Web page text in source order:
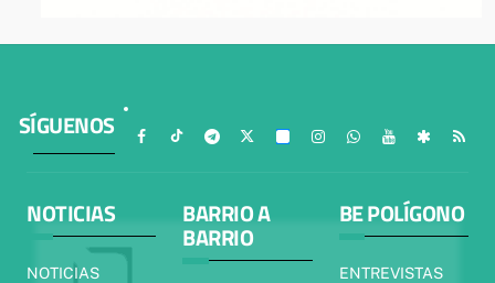
SÍGUENOS
NOTICIAS
NOTICIAS
BARRIO A
BARRIO
BE POLÍGONO
ENTREVISTAS